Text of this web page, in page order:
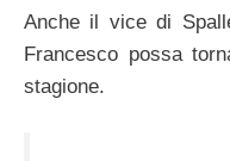
Anche il vice di
Francesco possa
stagione.